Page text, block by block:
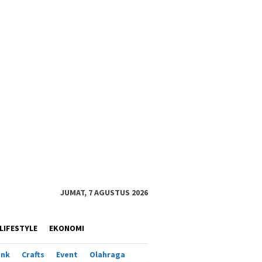
JUMAT, 7 AGUSTUS 2026
LIFESTYLE EKONOMI
Crafts Event Olahraga